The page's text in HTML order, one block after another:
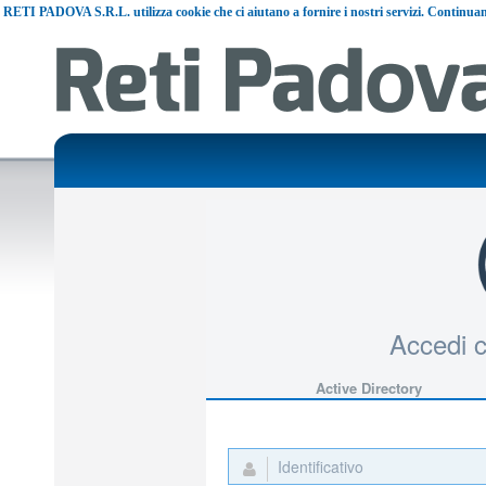
RETI PADOVA S.R.L. utilizza cookie che ci aiutano a fornire i nostri servizi.